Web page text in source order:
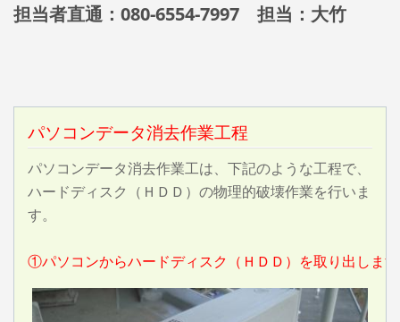
担当者直通：080-6554-7997 担当：大竹
パソコンデータ消去作業工程
パソコンデータ消去作業工は、下記のような工程で、
ハードディスク（ＨＤＤ）の物理的破壊作業を行いま
す。
①パソコンからハードディスク（ＨＤＤ）を取り出しま